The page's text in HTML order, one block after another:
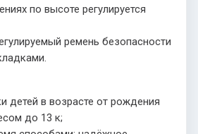
по высоте регулируется
ремень безопасности
детей в возрасте от рождения
до 13 к;